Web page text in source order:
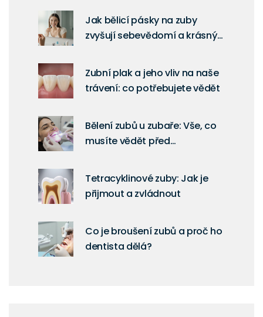
Jak bělicí pásky na zuby
zvyšují sebevědomí a krásný
Zubní plak a jeho vliv na naše
trávení: co potřebujete vědět
Bělení zubů u zubaře: Vše, co
musíte vědět před
Tetracyklinové zuby: Jak je
přijmout a zvládnout
Co je broušení zubů a proč ho
dentista dělá?